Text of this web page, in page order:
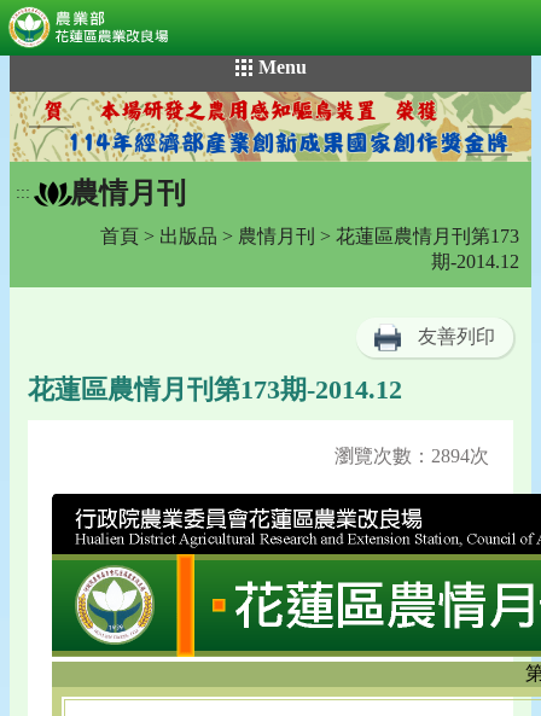
到
主
要
內
容
Menu
::: 農情月刊
首頁 > 出版品 > 農情月刊 > 花蓮區農情月刊第173
期-2014.12
友善列印
花蓮區農情月刊第173期-2014.12
瀏覽次數：2894次